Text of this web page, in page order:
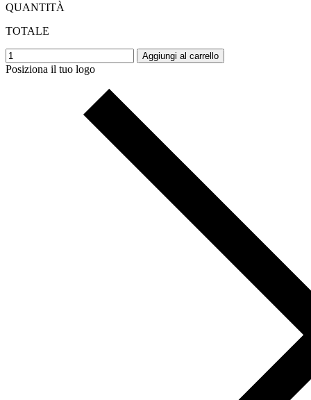
QUANTITÀ
TOTALE
Aggiungi al carrello
Posiziona il tuo logo